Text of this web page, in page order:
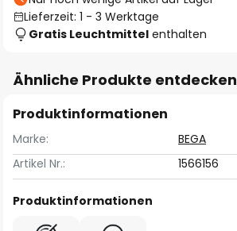
Lieferzeit: 1 - 3 Werktage
Gratis Leuchtmittel enthalten
Ähnliche Produkte entdecken
Produktinformationen
Marke:
BEGA
Artikel Nr.:
1566156
Produktinformationen